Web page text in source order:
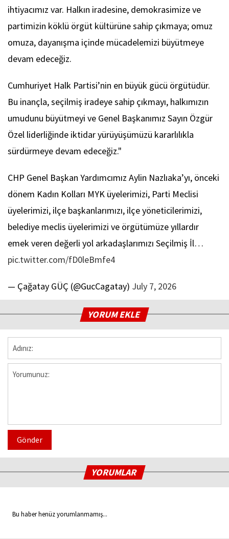
ihtiyacımız var. Halkın iradesine, demokrasimize ve
partimizin köklü örgüt kültürüne sahip çıkmaya; omuz
omuza, dayanışma içinde mücadelemizi büyütmeye
devam edeceğiz.
Cumhuriyet Halk Partisi’nin en büyük gücü örgütüdür.
Bu inançla, seçilmiş iradeye sahip çıkmayı, halkımızın
umudunu büyütmeyi ve Genel Başkanımız Sayın Özgür
Özel liderliğinde iktidar yürüyüşümüzü kararlılıkla
sürdürmeye devam edeceğiz."
CHP Genel Başkan Yardımcımız Aylin Nazlıaka’yı, önceki
dönem Kadın Kolları MYK üyelerimizi, Parti Meclisi
üyelerimizi, ilçe başkanlarımızı, ilçe yöneticilerimizi,
belediye meclis üyelerimizi ve örgütümüze yıllardır
emek veren değerli yol arkadaşlarımızı Seçilmiş İl…
pic.twitter.com/fD0leBmfe4
— Çağatay GÜÇ (@GucCagatay) July 7, 2026
YORUM EKLE
Gönder
YORUMLAR
Bu haber henüz yorumlanmamış...